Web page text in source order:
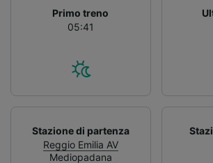
Primo treno
05:41
Stazione di partenza
Reggio Emilia AV
Mediopadana